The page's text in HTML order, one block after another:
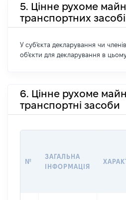
5. Цінне рухоме
транспортних
У суб'єкта декларування чи членів
об'єкти для декларування в цьому
6. Цінне рухоме
транспортні засоби
№
ЗАГАЛЬНА
ІНФОРМАЦІЯ